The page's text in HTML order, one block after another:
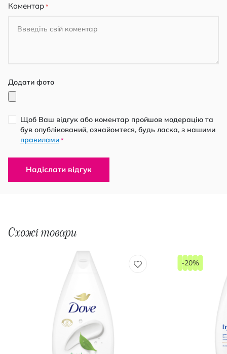
Коментар
Додати фото
Щоб Ваш відгук або коментар пройшов модерацію та
був опублікований, ознайомтеся, будь ласка, з нашими
правилами *
Надіслати відгук
Схожі товари
-20%